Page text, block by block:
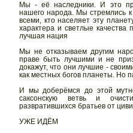
Мы - её наследники. И это
нашего народа. Мы стремлись к
всеми, кто населяет эту
характера и светлые качества
лучшая нация
Мы не отказываем другим
праве быть лучшими и не
докажут, что они лучшие -
как местных богов планеты. Но
И мы доберёмся до этой
саксонскую ветвь и
развратившихся братьев от
УЖЕ ИДЁМ